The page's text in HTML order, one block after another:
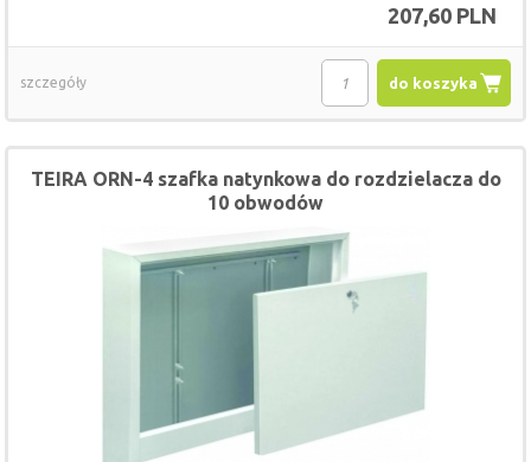
207,60 PLN
do koszyka
szczegóły
TEIRA ORN-4 szafka natynkowa do rozdzielacza do
10 obwodów